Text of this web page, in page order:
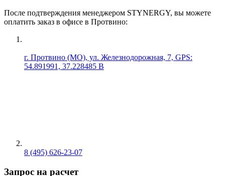
После подтверждения менеджером STYNERGY, вы можете
оплатить заказ в офисе в Протвино:
г. Протвино (МО), ул. Железнодорожная, 7, GPS:
54.891991, 37.228485 В
8 (495) 626-23-07
Запрос на расчет